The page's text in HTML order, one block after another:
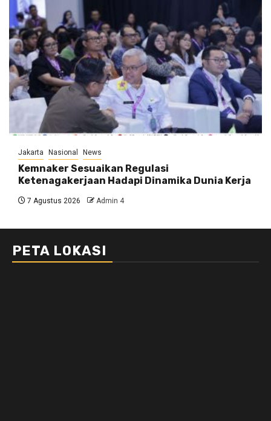
Jakarta Nasional News
Kemnaker Sesuaikan Regulasi
Ketenagakerjaan Hadapi Dinamika Dunia Kerja
7 Agustus 2026 Admin 4
PETA LOKASI